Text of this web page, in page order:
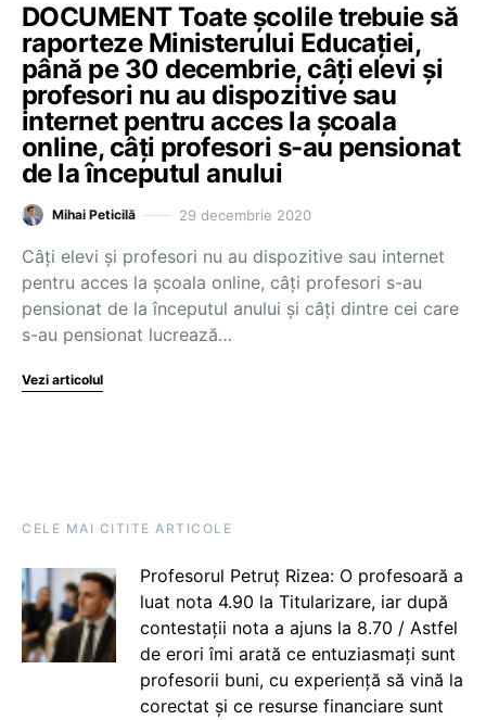
DOCUMENT Toate școlile trebuie să
raporteze Ministerului Educației,
până pe 30 decembrie, câți elevi și
profesori nu au dispozitive sau
internet pentru acces la școala
online, câți profesori s-au pensionat
de la începutul anului
Mihai Peticilă 29 decembrie 2020
Câți elevi și profesori nu au dispozitive sau internet
pentru acces la școala online, câți profesori s-au
pensionat de la începutul anului și câți dintre cei care
s-au pensionat lucrează…
Vezi articolul
CELE MAI CITITE ARTICOLE
Profesorul Petruț Rizea: O profesoară a
luat nota 4.90 la Titularizare, iar după
contestații nota a ajuns la 8.70 / Astfel
de erori îmi arată ce entuziasmați sunt
profesorii buni, cu experiență să vină la
corectat și ce resurse financiare sunt